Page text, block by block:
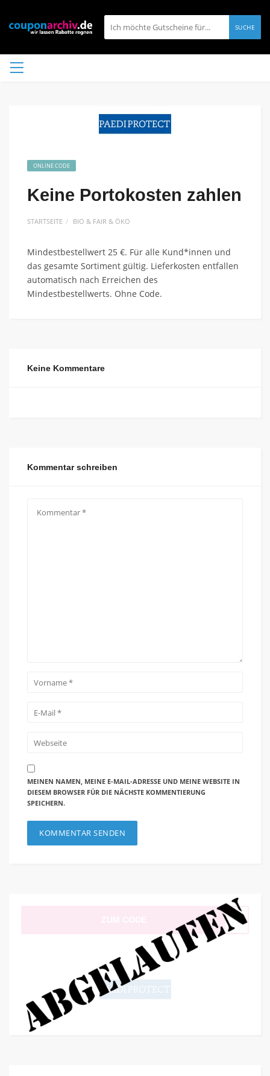
SUCHE
ONLINE CODE
Keine Portokosten zahlen
STARTSEITE BIO & FAIR & ÖKO
Mindestbestellwert 25 €. Für alle Kund*innen und
das gesamte Sortiment gültig. Lieferkosten entfallen
automatisch nach Erreichen des
Mindestbestellwerts. Ohne Code.
Keine Kommentare
Kommentar schreiben
MEINEN NAMEN, MEINE E-MAIL-ADRESSE UND MEINE WEBSITE IN
DIESEM BROWSER FÜR DIE NÄCHSTE KOMMENTIERUNG
SPEICHERN.